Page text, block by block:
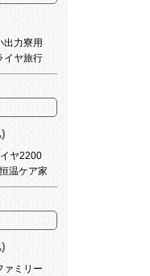
出力寮用
イヤ旅行
みの爆発
ヤ2200
温ケア家
可能ドラ
ァミリー